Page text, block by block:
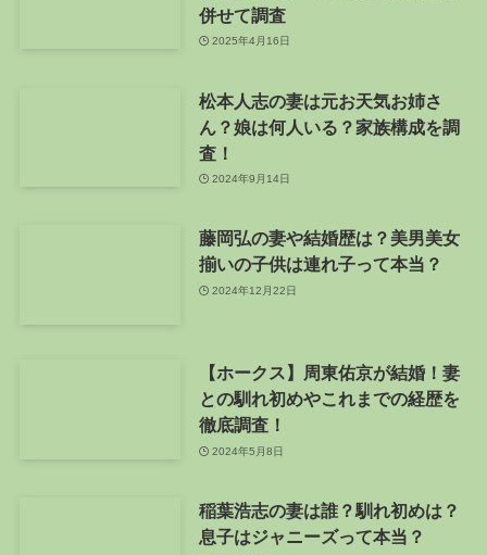
併せて調査
2025年4月16日
松本人志の妻は元お天気お姉さ
ん？娘は何人いる？家族構成を調
査！
2024年9月14日
藤岡弘の妻や結婚歴は？美男美女
揃いの子供は連れ子って本当？
2024年12月22日
【ホークス】周東佑京が結婚！妻
との馴れ初めやこれまでの経歴を
徹底調査！
2024年5月8日
稲葉浩志の妻は誰？馴れ初めは？
息子はジャニーズって本当？